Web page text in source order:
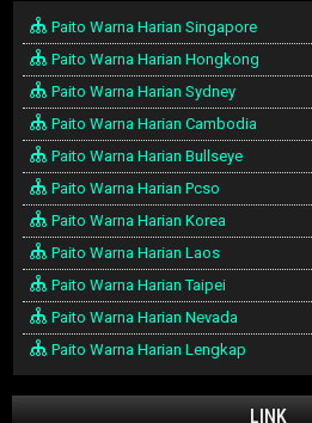
Paito Warna Harian Singapore
Paito Warna Harian Hongkong
Paito Warna Harian Sydney
Paito Warna Harian Cambodia
Paito Warna Harian Bullseye
Paito Warna Harian Pcso
Paito Warna Harian Korea
Paito Warna Harian Laos
Paito Warna Harian Taipei
Paito Warna Harian Nevada
Paito Warna Harian Lengkap
LINK